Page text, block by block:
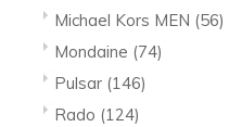
Michael Kors MEN (56)
Mondaine (74)
Pulsar (146)
Rado (124)